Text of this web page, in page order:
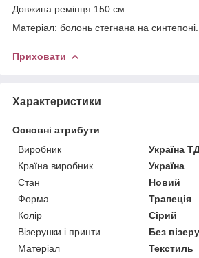
Довжина ремінця 150 см
Матеріал: болонь стегнана на синтепоні.
Приховати
Характеристики
Основні атрибути
Виробник
Україна
Країна виробник
Україна
Стан
Новий
Форма
Трапеція
Колір
Сірий
Візерунки і принти
Без
Матеріал
Текстиль